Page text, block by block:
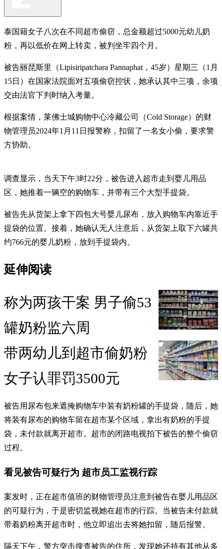
泰国籍女子八次在不同超市偷窃，总金额超过5000元幼儿奶
粉，再以低价在网上转卖，被判坐牢四个月。
被告丽琵斯里（Lipisiripatchara Pannaphat，45岁）星期三（1月
15日）在国家法院面对五项偷窃控状，她承认其中三项，余项
交由法官下判时纳入考量。
根据案情，莱佛士城购物中心冷藏公司（Cold Storage）的财
物管理员2024年1月11日报警称，扣留了一名女小偷，要求警
方协助。
调查显示，当天下午3时22分，被告进入超市走到婴儿用品
区，她推着一辆空的购物车，并带有三个大型手提袋。
被告先从货架上拿下四包大号婴儿尿布，放入购物车内靠近手
提袋的位置。接着，她确认无人注意后，从货架上取下六罐共
约766元的婴儿奶粉，放到手提袋内。
延伸阅读
称为两孩干案 男子偷53
罐奶粉监六周
带两幼儿到超市偷奶粉
女子认罪罚3500元
被告用尿布包来遮掩购物车中装有奶粉罐的手提袋，随后，她
将装有尿布的购物车留在超市某个区域，拿出有奶粉的手提
袋，未付款就离开超市。超市的闭路电视拍下被告的整个偷窃
过程。
看见被告可疑行为 超市员工监视行踪
案发时，正在超市值班的财物管理员注意到被告在婴儿用品区
的可疑行为，于是密切监视她在超市的行踪。当被告未付款就
带着奶粉离开超市时，他立即追出去将她扣留，随后报警。
隔天下午，警方突击搜查被告的住所，发现她还持有其他从多